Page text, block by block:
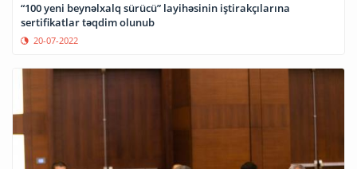
“100 yeni beynəlxalq sürücü” layihəsinin iştirakçılarına
sertifikatlar təqdim olunub
20-07-2022